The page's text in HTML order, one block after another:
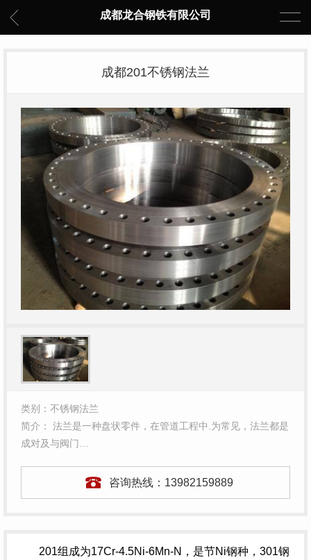
成都龙合钢铁有限公司
成都201不锈钢法兰
类别：不锈钢法兰
简介： 法兰是一种盘状零件，在管道工程中.为常见，法兰都是
成对及与阀门…
咨询热线： 13982159889
201组成为17Cr-4.5Ni-6Mn-N ，是节Ni钢种，301钢